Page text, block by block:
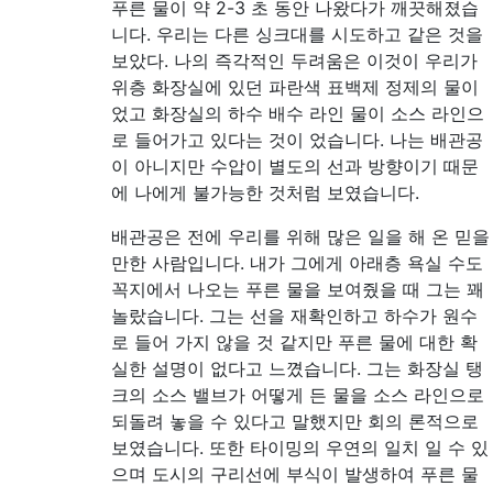
푸른 물이 약 2-3 초 동안 나왔다가 깨끗해졌습
니다. 우리는 다른 싱크대를 시도하고 같은 것을
보았다. 나의 즉각적인 두려움은 이것이 우리가
위층 화장실에 있던 파란색 표백제 정제의 물이
었고 화장실의 하수 배수 라인 물이 소스 라인으
로 들어가고 있다는 것이 었습니다. 나는 배관공
이 아니지만 수압이 별도의 선과 방향이기 때문
에 나에게 불가능한 것처럼 보였습니다.
배관공은 전에 우리를 위해 많은 일을 해 온 믿을
만한 사람입니다. 내가 그에게 아래층 욕실 수도
꼭지에서 나오는 푸른 물을 보여줬을 때 그는 꽤
놀랐습니다. 그는 선을 재확인하고 하수가 원수
로 들어 가지 않을 것 같지만 푸른 물에 대한 확
실한 설명이 없다고 느꼈습니다. 그는 화장실 탱
크의 소스 밸브가 어떻게 든 물을 소스 라인으로
되돌려 놓을 수 있다고 말했지만 회의 론적으로
보였습니다. 또한 타이밍의 우연의 일치 일 수 있
으며 도시의 구리선에 부식이 발생하여 푸른 물